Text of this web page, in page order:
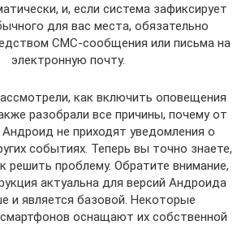
и, если система зафиксирует
для вас места, обязательно
СМС-сообщения или письма на
электронную почту.
как включить оповещения
разобрали все причины, почему от
не приходят уведомления о
событиях. Теперь вы точно знаете,
решить проблему. Обратите внимание,
актуальна для версий Андроида
и является базовой. Некоторые
оснащают их собственной